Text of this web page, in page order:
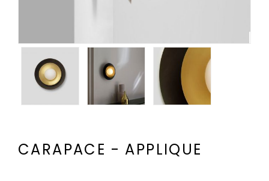
CARAPACE - APPLIQUE